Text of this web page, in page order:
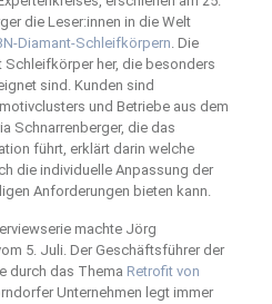
die Leser:innen in die Welt
Diamant-Schleifkörpern. Die
Schleifkörper her, die besonders
sind. Kunden sind
und Betriebe aus dem
Schnarrenberger, die das
führt, erklärt darin welche
die individuelle Anpassung der
Anforderungen bieten kann.
machte Jörg
5. Juli. Der Geschäftsführer der
durch das Thema Retrofit von
Unternehmen legt immer